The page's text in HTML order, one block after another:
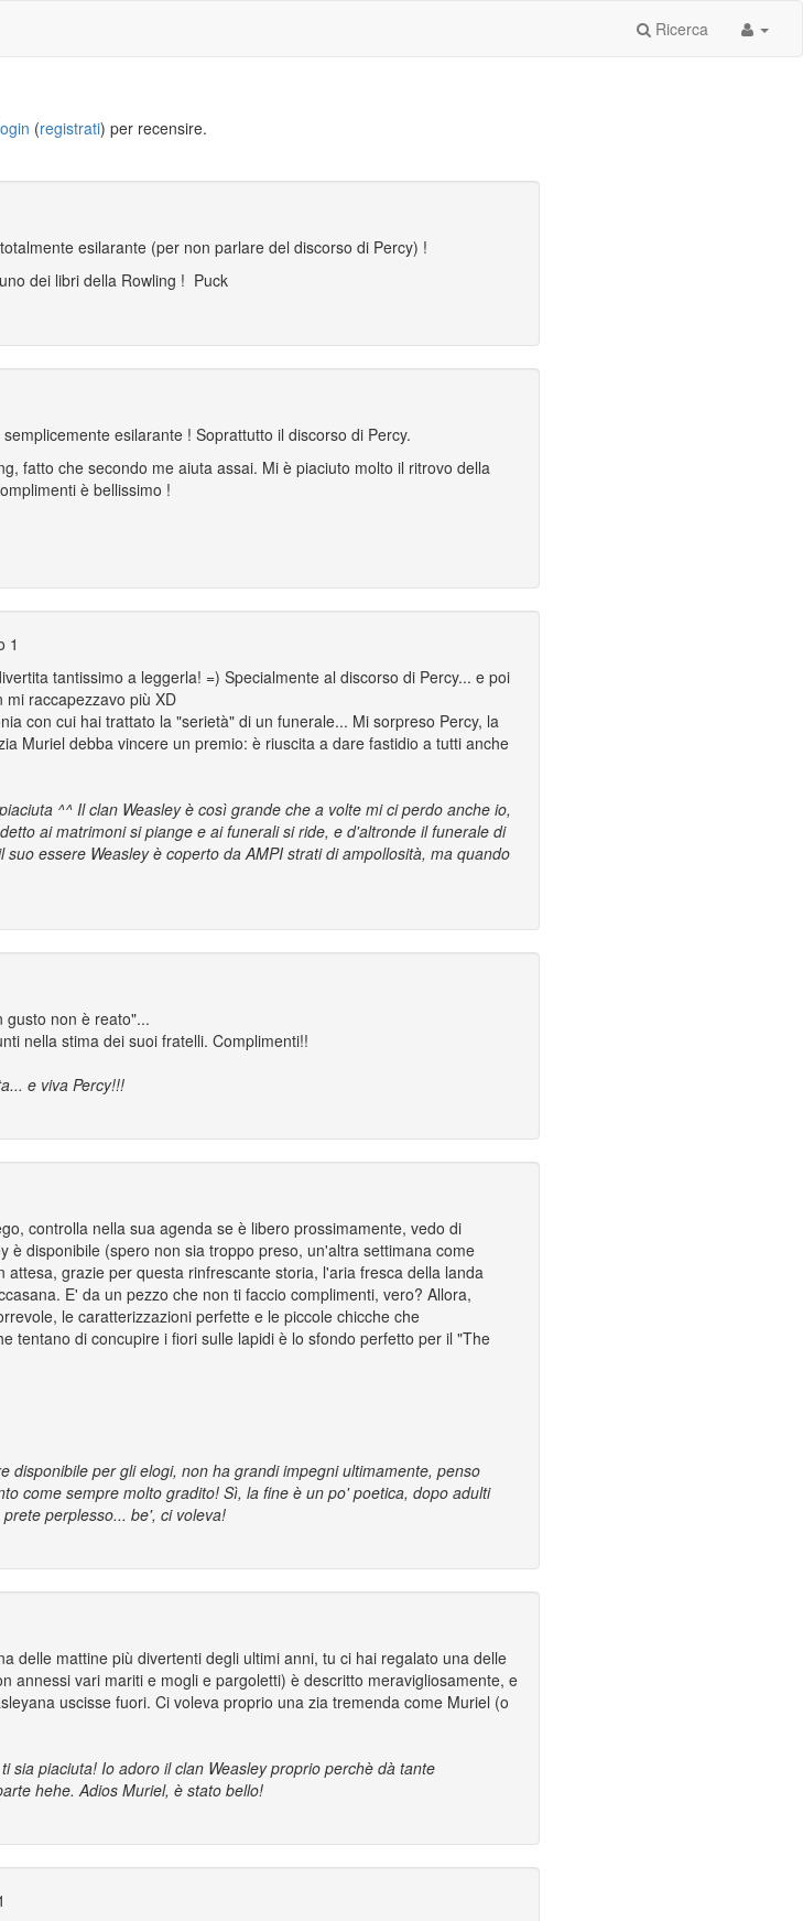
Ricerca
(registrati) per recensire.
esilarante (per non parlare del discorso di Percy) !
dei libri della Rowling ! Puck
esilarante ! Soprattutto il discorso di Percy.
fatto che secondo me aiuta assai. Mi è piaciuto molto il ritrovo della
è bellissimo !
1
tantissimo a leggerla! =) Specialmente al discorso di Percy... e poi
raccapezzavo più XD
con cui hai trattato la "serietà" di un funerale... Mi sorpreso Percy, la
Muriel debba vincere un premio: è riuscita a dare fastidio a tutti anche
^^ Il clan Weasley è così grande che a volte mi ci perdo anche io,
ai matrimoni si piange e ai funerali si ride, e d'altronde il funerale di
essere Weasley è coperto da AMPI strati di ampollosità, ma quando
gusto non è reato"...
nella stima dei suoi fratelli. Complimenti!!
e viva Percy!!!
controlla nella sua agenda se è libero prossimamente, vedo di
è disponibile (spero non sia troppo preso, un'altra settimana come
grazie per questa rinfrescante storia, l'aria fresca della landa
E' da un pezzo che non ti faccio complimenti, vero? Allora,
le caratterizzazioni perfette e le piccole chicche che
tentano di concupire i fiori sulle lapidi è lo sfondo perfetto per il "The
disponibile per gli elogi, non ha grandi impegni ultimamente, penso
come sempre molto gradito! Sì, la fine è un po' poetica, dopo adulti
perplesso... be', ci voleva!
delle mattine più divertenti degli ultimi anni, tu ci hai regalato una delle
annessi vari mariti e mogli e pargoletti) è descritto meravigliosamente, e
uscisse fuori. Ci voleva proprio una zia tremenda come Muriel (o
sia piaciuta! Io adoro il clan Weasley proprio perchè dà tante
hehe. Adios Muriel, è stato bello!